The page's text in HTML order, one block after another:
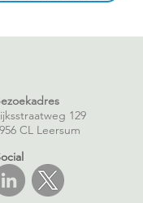
129
CL Leersum